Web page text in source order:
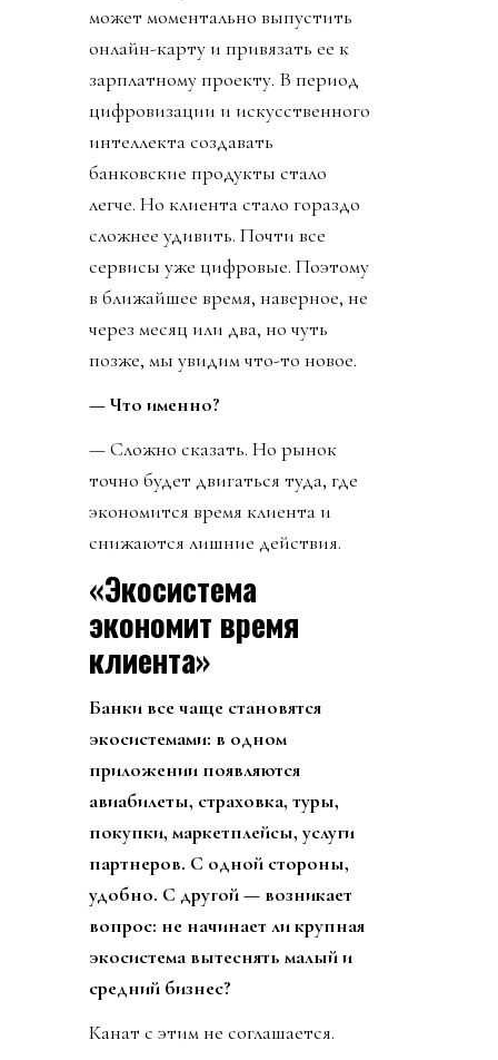
может моментально выпустить
онлайн-карту и привязать ее к
зарплатному проекту. В период
цифровизации и искусственного
интеллекта создавать
банковские продукты стало
легче. Но клиента стало гораздо
сложнее удивить. Почти все
сервисы уже цифровые. Поэтому
в ближайшее время, наверное, не
через месяц или два, но чуть
позже, мы увидим что-то новое.
— Что именно?
— Сложно сказать. Но рынок
точно будет двигаться туда, где
экономится время клиента и
снижаются лишние действия.
«Экосистема
экономит время
клиента»
Банки все чаще становятся
экосистемами: в одном
приложении появляются
авиабилеты, страховка, туры,
покупки, маркетплейсы, услуги
партнеров. С одной стороны,
удобно. С другой — возникает
вопрос: не начинает ли крупная
экосистема вытеснять малый и
средний бизнес?
Канат с этим не соглашается.